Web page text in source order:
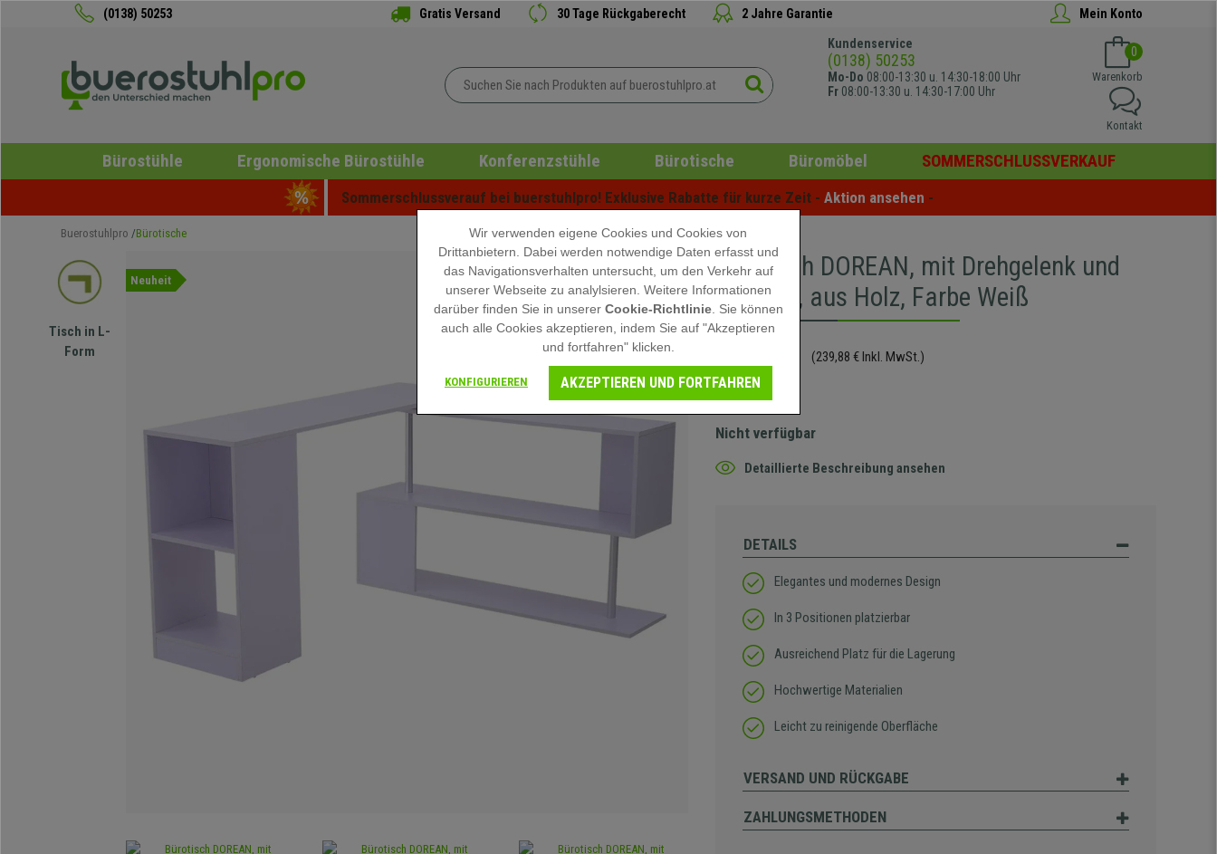
(0138) 50253 Gratis Versand 30 Tage Rückgaberecht 2 Jahre Garantie Mein Konto
Kundenservice
(0138) 50253
Mo-Do 08:00-13:30 u. 14:30-18:00 Uhr
Fr 08:00-13:30 u. 14:30-17:00 Uhr
0
Warenkorb
Kontakt
Bürostühle Ergonomische Bürostühle Konferenzstühle Bürotische Büromöbel SOMMERSCHLUSSVERKAUF
Sommerschlussverauf bei buerstuhlpro! Exklusive Rabatte für kurze Zeit - Aktion ansehen -
Buerostuhlpro Bürotische
Tisch in L-
Form
Neuheit
Bürotisch DOREAN, mit Drehgelenk und
Regalen, aus Holz, Farbe Weiß
(239,88 € Inkl. MwSt.)
Nicht auf Lager
Nicht verfügbar
Detaillierte Beschreibung ansehen
DETAILS
Elegantes und modernes Design
In 3 Positionen platzierbar
Ausreichend Platz für die Lagerung
Hochwertige Materialien
Leicht zu reinigende Oberfläche
VERSAND UND RÜCKGABE
ZAHLUNGSMETHODEN
Wir verwenden eigene Cookies und Cookies von
Drittanbietern. Dabei werden notwendige Daten erfasst und
das Navigationsverhalten untersucht, um den Verkehr auf
unserer Webseite zu analylsieren. Weitere Informationen
darüber finden Sie in unserer Cookie-Richtlinie. Sie können
auch alle Cookies akzeptieren, indem Sie auf "Akzeptieren
und fortfahren" klicken.
KONFIGURIEREN AKZEPTIEREN UND FORTFAHREN